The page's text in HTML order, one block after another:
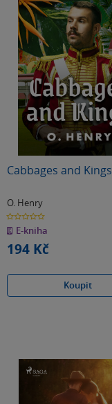
Cabbages and Kings
O. Henry
0.0
z
5
hvězdiček
E-kniha
194 Kč
Koupit